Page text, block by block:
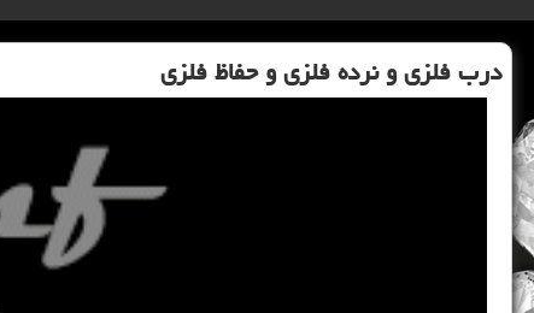
درب فلزی و نرده فلزی و حفاظ فلزی